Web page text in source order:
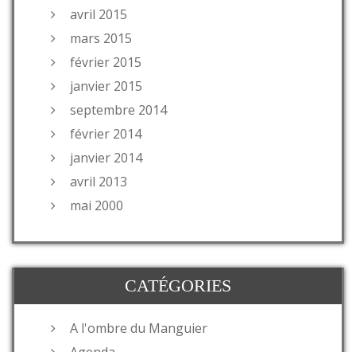
avril 2015
mars 2015
février 2015
janvier 2015
septembre 2014
février 2014
janvier 2014
avril 2013
mai 2000
CATÉGORIES
A l'ombre du Manguier